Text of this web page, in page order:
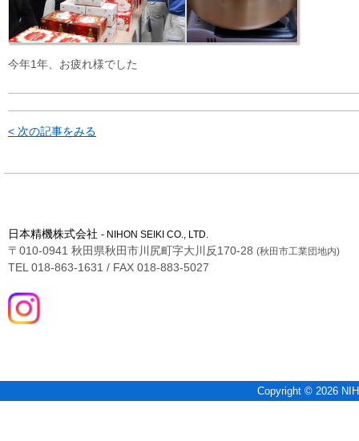
今年1年、お疲れ様でした
< 次の記事をみる
日本精機株式会社 - NIHON SEIKI CO., LTD.
〒010-0941 秋田県秋田市川尻町字大川反170-28 (秋田市工業団地内)
TEL 018-863-1631 / FAX 018-883-5027
Copyright © 2026